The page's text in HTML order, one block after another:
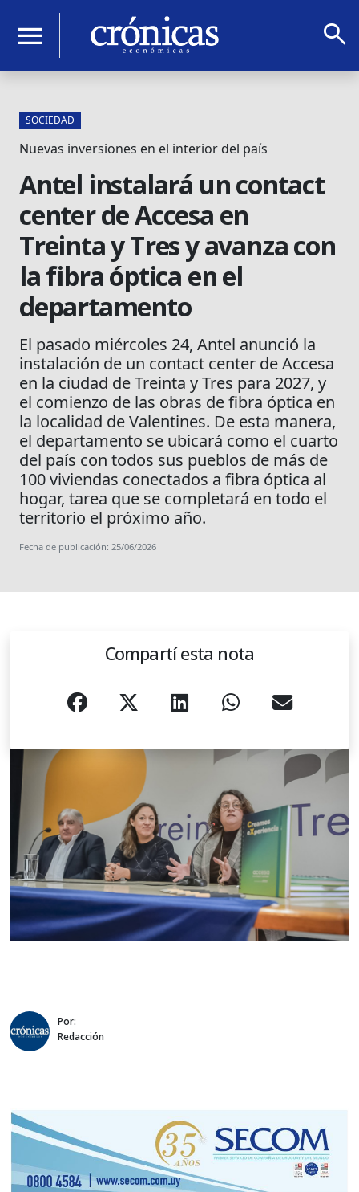
menu search
SOCIEDAD
Nuevas inversiones en el interior del país
Antel instalará un contact
center de Accesa en
Treinta y Tres y avanza con
la fibra óptica en el
departamento
El pasado miércoles 24, Antel anunció la
instalación de un contact center de Accesa
en la ciudad de Treinta y Tres para 2027, y
el comienzo de las obras de fibra óptica en
la localidad de Valentines. De esta manera,
el departamento se ubicará como el cuarto
del país con todos sus pueblos de más de
100 viviendas conectados a fibra óptica al
hogar, tarea que se completará en todo el
territorio el próximo año.
Fecha de publicación: 25/06/2026
Compartí esta nota
Por:
Redacción